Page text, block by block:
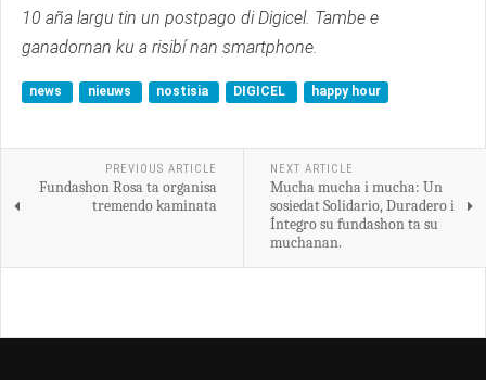
10 aña largu tin un postpago di Digicel. Tambe e
ganadornan ku a risibí nan smartphone.
news nieuws nostisia DIGICEL happy hour
PREVIOUS ARTICLE
Fundashon Rosa ta organisa
tremendo kaminata
NEXT ARTICLE
Mucha mucha i mucha: Un
sosiedat Solidario, Duradero i
Íntegro su fundashon ta su
muchanan.